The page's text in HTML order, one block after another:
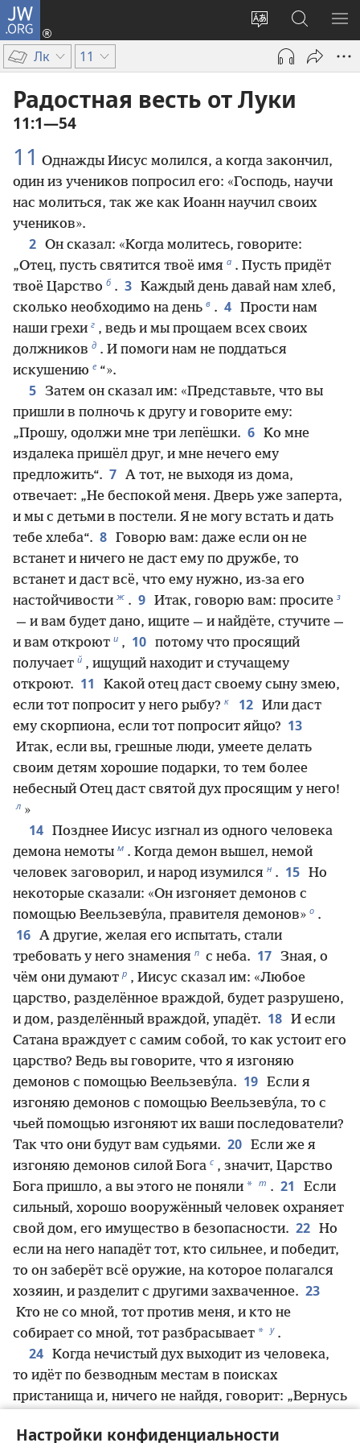
Настройки конфиденциальности
JW.ORG
Изменить
язык
сайта
Войти
(открывается
новом
окне)
Поиск
по
jw.org
Лк 11
Радостная весть от Луки
11:1—54
11 Однажды Иисус молился, а когда закончил,
один из учеников попросил его: «Господь, научи
нас молиться, так же как Иоанн научил своих
учеников».
2 Он сказал: «Когда молитесь, говорите:
„Отец, пусть святится твоё имя а . Пусть придёт
твоё Царство б . 3 Каждый день давай нам хлеб,
сколько необходимо на день в . 4 Прости нам
наши грехи г , ведь и мы прощаем всех своих
должников д . И помоги нам не поддаться
искушению е “».
5 Затем он сказал им: «Представьте, что вы
пришли в полночь к другу и говорите ему:
„Прошу, одолжи мне три лепёшки. 6 Ко мне
издалека пришёл друг, и мне нечего ему
предложить“. 7 А тот, не выходя из дома,
отвечает: „Не беспокой меня. Дверь уже заперта,
и мы с детьми в постели. Я не могу встать и дать
тебе хлеба“. 8 Говорю вам: даже если он не
встанет и ничего не даст ему по дружбе, то
встанет и даст всё, что ему нужно, из-за его
настойчивости ж . 9 Итак, говорю вам: просите з
— и вам будет дано, ищите — и найдёте, стучите —
и вам откроют и , 10 потому что просящий
получает й , ищущий находит и стучащему
откроют. 11
Какой отец даст своему сыну змею,
если тот попросит у него рыбу? к 12 Или даст
ему скорпиона, если тот попросит яйцо? 13
Итак, если вы, грешные люди, умеете делать
своим детям хорошие подарки, то тем более
небесный Отец даст святой дух просящим у него!
л »
14 Позднее Иисус изгнал из одного человека
демона немоты м . Когда демон вышел, немой
человек заговорил, и народ изумился н . 15 Но
некоторые сказали: «Он изгоняет демонов с
помощью Веельзеву́ла, правителя демонов» о .
16 А другие, желая его испытать, стали
требовать у него знамения п с неба. 17 Зная, о
чём они думают р , Иисус сказал им: «Любое
царство, разделённое враждой, будет разрушено,
и дом, разделённый враждой, упадёт. 18 И если
Сатана враждует с самим собой, то как устоит его
царство? Ведь вы говорите, что я изгоняю
демонов с помощью Веельзеву́ла. 19 Если я
изгоняю демонов с помощью Веельзеву́ла, то с
чьей помощью изгоняют их ваши последователи?
Так что они будут вам судьями. 20 Если же я
изгоняю демонов силой Бога с , значит, Царство
Бога пришло, а вы этого не поняли * т . 21
Если
сильный, хорошо вооружённый человек охраняет
свой дом, его имущество в безопасности. 22 Но
если на него нападёт тот, кто сильнее, и победит,
то он заберёт всё оружие, на которое полагался
хозяин, и разделит с другими захваченное. 23
Кто не со мной, тот против меня, и кто не
собирает со мной, тот разбрасывает * у .
24 Когда нечистый дух выходит из человека,
то идёт по безводным местам в поисках
пристанища и, ничего не найдя, говорит: „Вернусь
ф
видит, что дом выметен и украшен. 26 Тогда он